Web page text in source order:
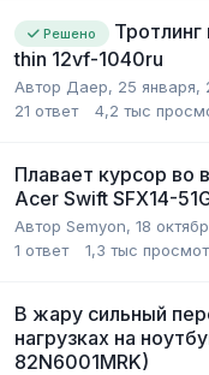
Решено
Тротлинг
thin 12vf-1040ru
Автор Даер, 25 января,
21 ответ 4,2 тыс
Плавает курсор во
Acer Swift SFX14-
Автор Semyon, 18
1 ответ 1,3 тыс
В жару сильный
нагрузках на
82N6001MRK)